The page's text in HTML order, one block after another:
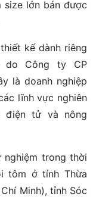
size lớn bán được
kế dành riêng
do Công ty CP
là doanh nghiệp
lĩnh vực nghiên
điện tử và nông
nghiệm trong thời
tôm ở tỉnh Thừa
Minh), tỉnh Sóc